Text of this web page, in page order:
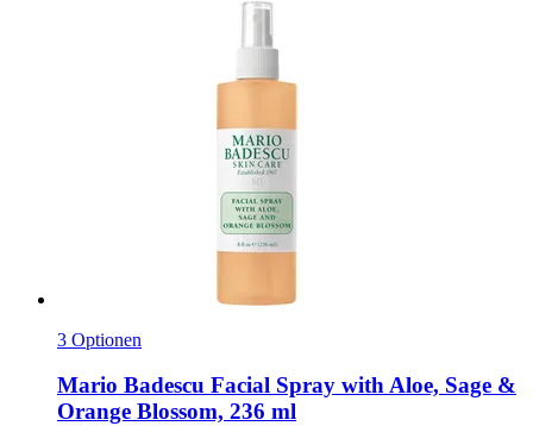
3 Optionen
Mario Badescu Facial Spray with Aloe, Sage &
Orange Blossom, 236 ml